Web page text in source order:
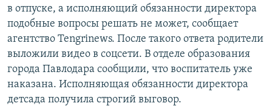
в отпуске, а исполняющий обязанности директора
подобные вопросы решать не может, сообщает
агентство Tengrinews. После такого ответа родители
выложили видео в соцсети. В отделе образования
города Павлодара сообщили, что воспитатель уже
наказана. Исполняющая обязанности директора
детсада получила строгий выговор.